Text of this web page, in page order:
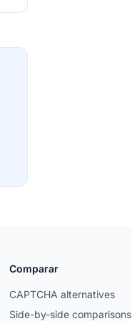
Comparar
CAPTCHA alternatives
Side-by-side comparisons